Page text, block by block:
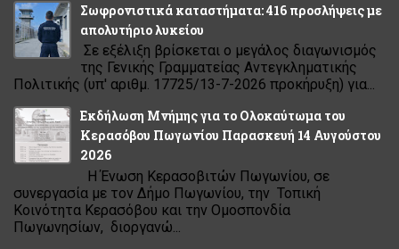
Σωφρονιστικά καταστήματα: 416 προσλήψεις με
απολυτήριο λυκείου
Σε εξέλιξη βρίσκεται ο μεγάλος διαγωνισμός
της Γενικής Γραμματείας Αντεγκληματικής
Πολιτικής (υπ' αριθμ. 17725/13-7-2026 προκήρυξη) για...
Εκδήλωση Μνήμης για το Ολοκαύτωμα του
Κερασόβου Πωγωνίου Παρασκευή 14 Αυγούστου
2026
Η Ένωση Κερασοβιτών Πωγωνίου, σε
συνεργασία με τον Δήμο Πωγωνίου, την Τοπική
Κοινότητα Κερασόβου και την Ομοσπονδία
Πωγωνησίων, διοργανώ...